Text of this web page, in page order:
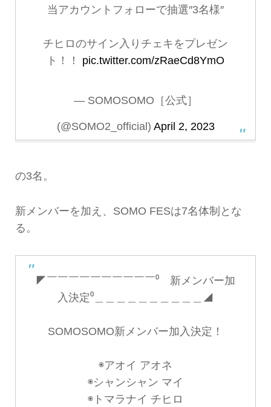
当アカウントフォローで抽選″3名様″
チヒロのサイン入りチェキをプレゼン
ト！！ pic.twitter.com/zRaeCd8YmO
— SOMOSOMO［公式］
(@SOMO2_official) April 2, 2023
の3名。
新メンバーを加え、SOMO FESは7名体制とな
る。
◤￣￣￣￣￣￣￣￣￣￣⁰ 新メンバー加
入決定⁰＿＿＿＿＿＿＿＿＿＿◢
SOMOSOMO新メンバー加入決定！
◉アオイ アオネ
◉シャンシャン マイ
◉トマラナイ チヒロ